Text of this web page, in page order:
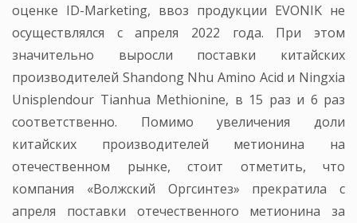
оценке ID-Marketing, ввоз продукции EVONIK не
осуществлялся с апреля 2022 года. При этом
значительно выросли поставки китайских
производителей Shandong Nhu Amino Acid и Ningxia
Unisplendour Tianhua Methionine, в 15 раз и 6 раз
соответственно. Помимо увеличения доли
китайских производителей метионина на
отечественном рынке, стоит отметить, что
компания «Волжский Оргсинтез» прекратила с
апреля поставки отечественного метионина за